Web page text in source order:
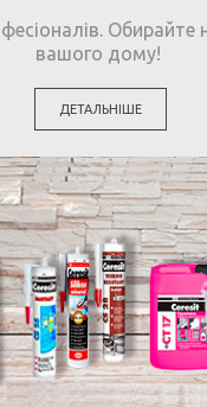
вашого дому!
ДЕТАЛЬНІШЕ